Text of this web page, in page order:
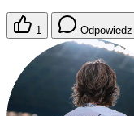
1 Odpowiedz